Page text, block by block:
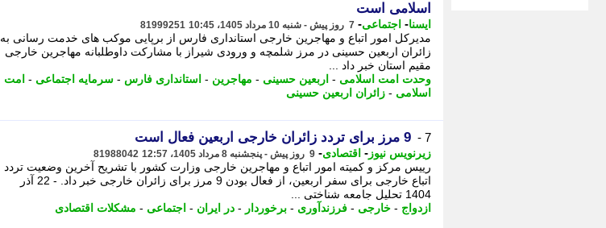
اسلامی است
ایسنا- اجتماعی- 7 روز پیش - شنبه 10 مرداد 1405، 10:45 81999251
مدیرکل امور اتباع و مهاجرین خارجی استانداری فارس از برپایی موکب های خدمت رسانی به
زائران اربعین حسینی در مرز شلمچه و ورودی شیراز با مشارکت داوطلبانه مهاجرین خارجی
مقیم استان خبر داد ...
وحدت امت اسلامی - اربعین حسینی - مهاجرین - استانداری فارس - سرمایه اجتماعی - امت
اسلامی - زائران اربعین حسینی
7 - 9 مرز برای تردد زائران خارجی اربعین فعال است
زیرنویس نیوز - اقتصادی- 9 روز پیش - پنجشنبه 8 مرداد 1405، 12:57 81988042
رییس مرکز و کمیته امور اتباع و مهاجرین خارجی وزارت کشور با تشریح آخرین وضعیت تردد
اتباع خارجی برای سفر اربعین، از فعال بودن 9 مرز برای زائران خارجی خبر داد. - 22 آذر
1404 تحلیل جامعه شناختی ...
ازدواج - خارجی - فرزندآوری - برخوردار - در ایران - اجتماعی - مشکلات اقتصادی